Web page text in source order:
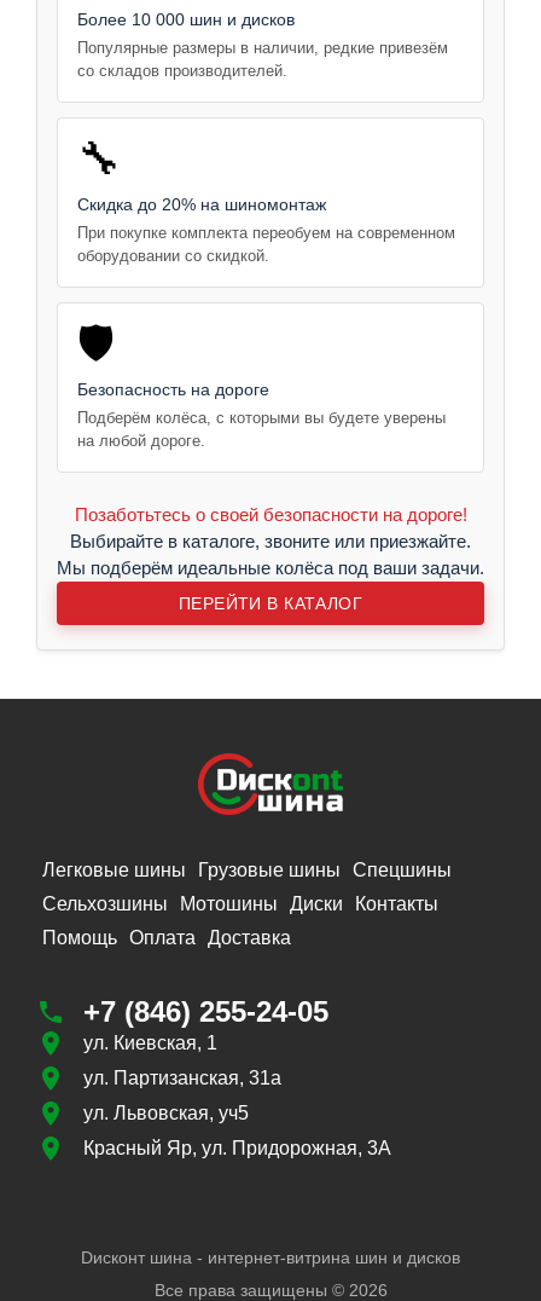
Более 10 000 шин и дисков
Популярные размеры в наличии, редкие привезём
со складов производителей.
🔧
Скидка до 20% на шиномонтаж
При покупке комплекта переобуем на современном
оборудовании со скидкой.
🛡️
Безопасность на дороге
Подберём колёса, с которыми вы будете уверены
на любой дороге.
Позаботьтесь о своей безопасности на дороге!
Выбирайте в каталоге, звоните или приезжайте.
Мы подберём идеальные колёса под ваши задачи.
ПЕРЕЙТИ В КАТАЛОГ
Легковые шины Грузовые шины
Спецшины
Сельхозшины
Мотошины Диски
Контакты
Помощь Оплата Доставка
+7 (846) 255-24-05
ул. Киевская, 1
ул. Партизанская, 31а
ул. Львовская, уч5
Красный Яр, ул. Придорожная, 3А
Dисконт шина - интернет-витрина шин и дисков
Все права защищены © 2026